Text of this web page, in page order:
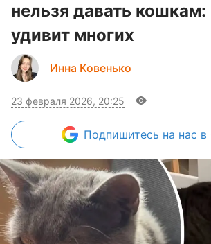
нельзя давать кошкам:
удивит многих
Инна Ковенько
23 февраля 2026, 20:25
Подпишитесь на нас